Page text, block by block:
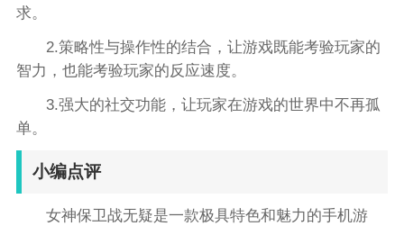
求。
2.策略性与操作性的结合，让游戏既能考验玩家的
智力，也能考验玩家的反应速度。
3.强大的社交功能，让玩家在游戏的世界中不再孤
单。
小编点评
女神保卫战无疑是一款极具特色和魅力的手机游